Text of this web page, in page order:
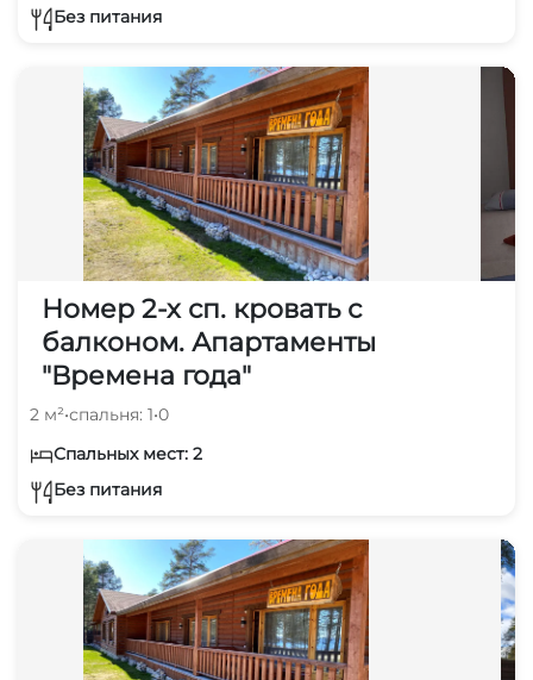
Без питания
Номер 2-х сп. кровать с
балконом. Апартаменты
"Времена года"
2 м²•спальня: 1•0
Спальных мест: 2
Без питания